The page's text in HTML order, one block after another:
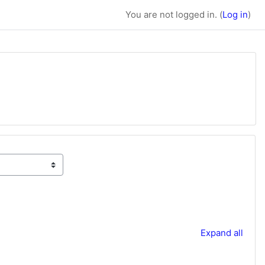
You are not logged in. (Log in)
Expand all